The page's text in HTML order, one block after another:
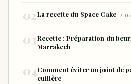
La recette du Space Cake17
Recette : Préparation du
Marrakech
Comment éviter un joint de
cuillère